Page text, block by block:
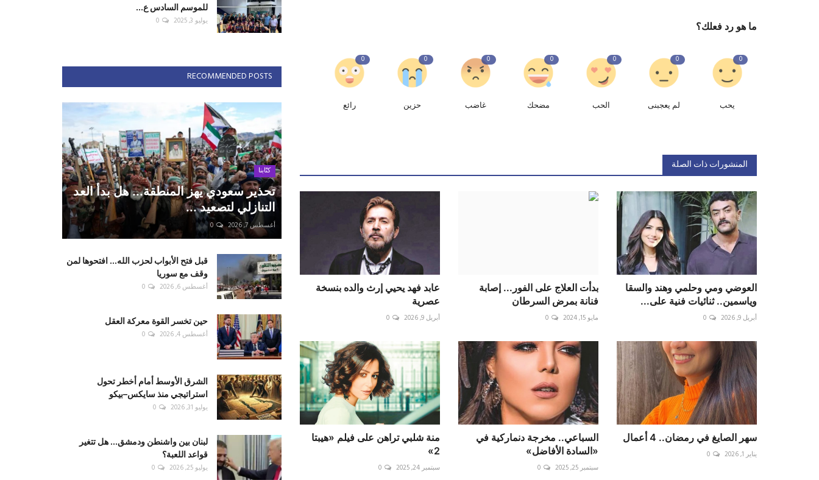
ما هو رد فعلك؟
0
يحب
0
لم يعجبنى
0
الحب
0
مضحك
0
غاضب
0
حزين
0
رائع
المنشورات ذات الصلة
العوضي ومي وحلمي وهند والسقا
وياسمين.. ثنائيات فنية على...
أبريل 9, 2026 0
بدأت العلاج على الفور... إصابة
فنانة بمرض السرطان
مايو 15, 2024 0
عابد فهد يحيي إرث والده بنسخة
عصرية
أبريل 9, 2026 0
سهر الصايغ في رمضان.. 4 أعمال
يناير 1, 2026 0
السباعي.. مخرجة دنماركية في
«السادة الأفاضل»
سبتمبر 25, 2025 0
منة شلبي تراهن على فيلم «هيبتا
2»
سبتمبر 24, 2025 0
للموسم السادس ع...
يوليو 3, 2025 0
RECOMMENDED POSTS
كتّابنا
تحذير سعودي يهز المنطقة... هل بدأ العد
التنازلي لتصعيد ...
أغسطس 7, 2026 0
قبل فتح الأبواب لحزب الله... افتحوها لمن
وقف مع سوريا
أغسطس 6, 2026 0
حين تخسر القوة معركة العقل
أغسطس 4, 2026 0
الشرق الأوسط أمام أخطر تحول
استراتيجي منذ سايكس–بيكو
يوليو 31, 2026 0
لبنان بين واشنطن ودمشق... هل تتغير
قواعد اللعبة؟
يوليو 25, 2026 0